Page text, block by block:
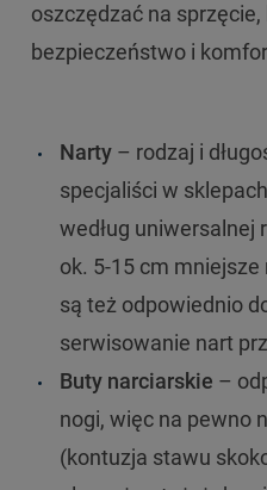
oszczędzać na
bezpieczeństwo i
Narty – rodzaj i
specjaliści w
według uniwersalnej
ok. 5-15 cm mniejsze
są też odpowiednio
serwisowanie nart
Buty narciarskie –
nogi, więc na pewno
(kontuzja stawu